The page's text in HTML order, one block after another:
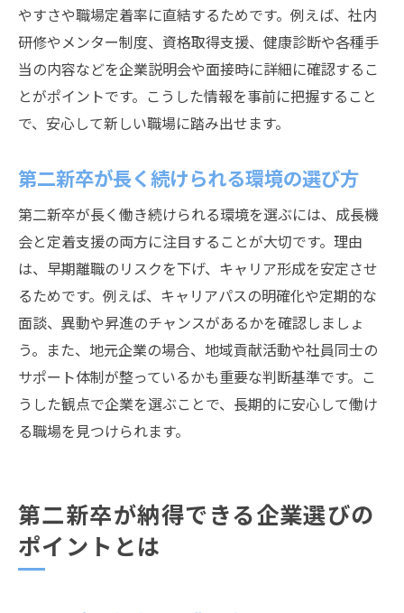
やすさや職場定着率に直結するためです。例えば、社内
研修やメンター制度、資格取得支援、健康診断や各種手
当の内容などを企業説明会や面接時に詳細に確認するこ
とがポイントです。こうした情報を事前に把握すること
で、安心して新しい職場に踏み出せます。
第二新卒が長く続けられる環境の選び方
第二新卒が長く働き続けられる環境を選ぶには、成長機
会と定着支援の両方に注目することが大切です。理由
は、早期離職のリスクを下げ、キャリア形成を安定させ
るためです。例えば、キャリアパスの明確化や定期的な
面談、異動や昇進のチャンスがあるかを確認しましょ
う。また、地元企業の場合、地域貢献活動や社員同士の
サポート体制が整っているかも重要な判断基準です。こ
うした観点で企業を選ぶことで、長期的に安心して働け
る職場を見つけられます。
第二新卒が納得できる企業選びの
ポイントとは